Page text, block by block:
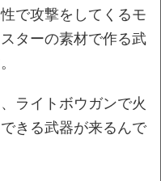
で攻撃をしてくるモ
ターの素材で作る武
ライトボウガンで火
きる武器が来るんで